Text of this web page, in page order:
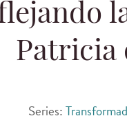
Patricia
Series: